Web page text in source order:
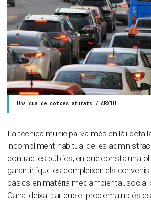
Una cua de cotxes aturats / ARXIU
La tècnica municipal va més enllà i
incompliment habitual de les
contractes públics, en què consta una
garantir “que es compleixen els
bàsics en matèria mediambiental, social
Canal deixa clar que el problema no és